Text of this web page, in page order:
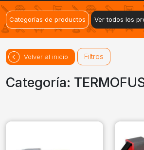
Categorías de productos Ver todos los
Volver al inicio Filtros
Categoría: